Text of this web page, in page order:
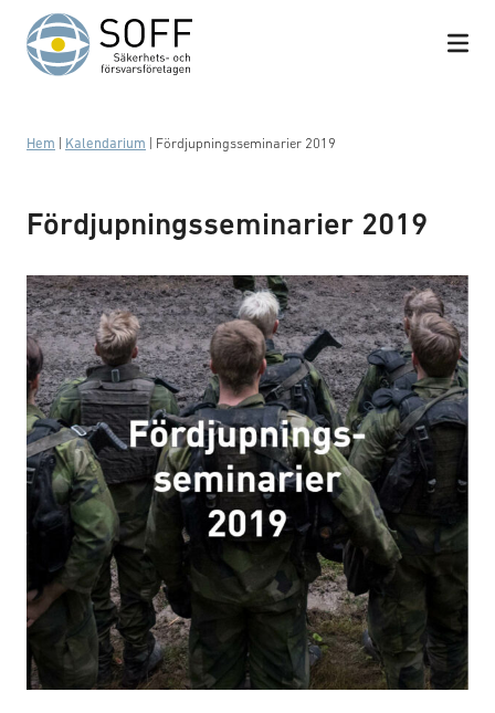
Hoppa till innehåll
Hem Kalendarium Fördjupningsseminarier 2019
Fördjupningsseminarier 2019